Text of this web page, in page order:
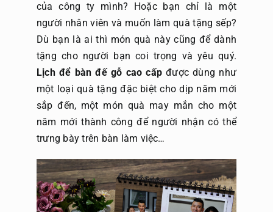
Hướng
của công ty mình? Hoặc bạn chỉ là một
người nhân viên và muốn làm quà tặng sếp?
Dù bạn là ai thì món quà này cũng để dành
tặng cho người bạn coi trọng và yêu quý.
Lịch để bàn đế gỗ cao cấp được dùng như
một loại quà tặng đặc biệt cho dịp năm mới
sắp đến, một món quà may mắn cho một
năm mới thành công để người nhận có thể
trưng bày trên bàn làm việc…